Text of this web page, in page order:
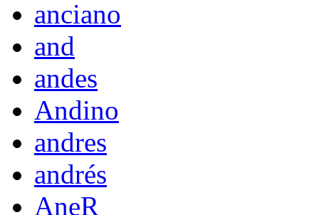
anciano
and
andes
Andino
andres
andrés
AneR